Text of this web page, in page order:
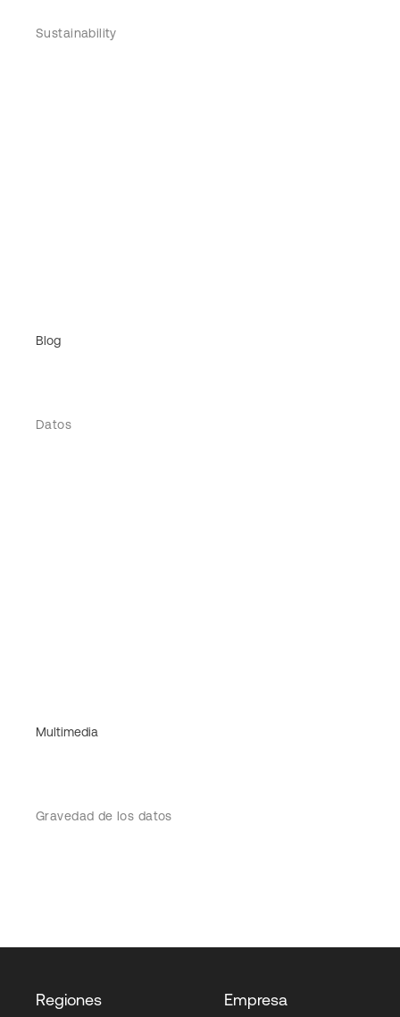
Sustainability
Blog
Datos
Multimedia
Gravedad de los datos
Regiones Empresa